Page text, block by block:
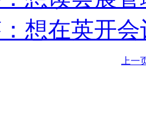
想在英开
上一